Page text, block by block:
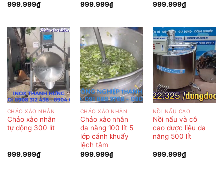
999.999₫ 999.999₫
999.999₫
CHẢO XÀO NHÂN
Chảo xào nhân
tự động 300 lít
999.999₫
CHẢO XÀO NHÂN
Chảo xào nhân
đa năng 100 lít 5
lớp cánh khuấy
lệch tâm
999.999₫
NỒI NẤU CAO
Nồi nấu và cô
cao dược liệu đa
năng 500 lít
999.999₫